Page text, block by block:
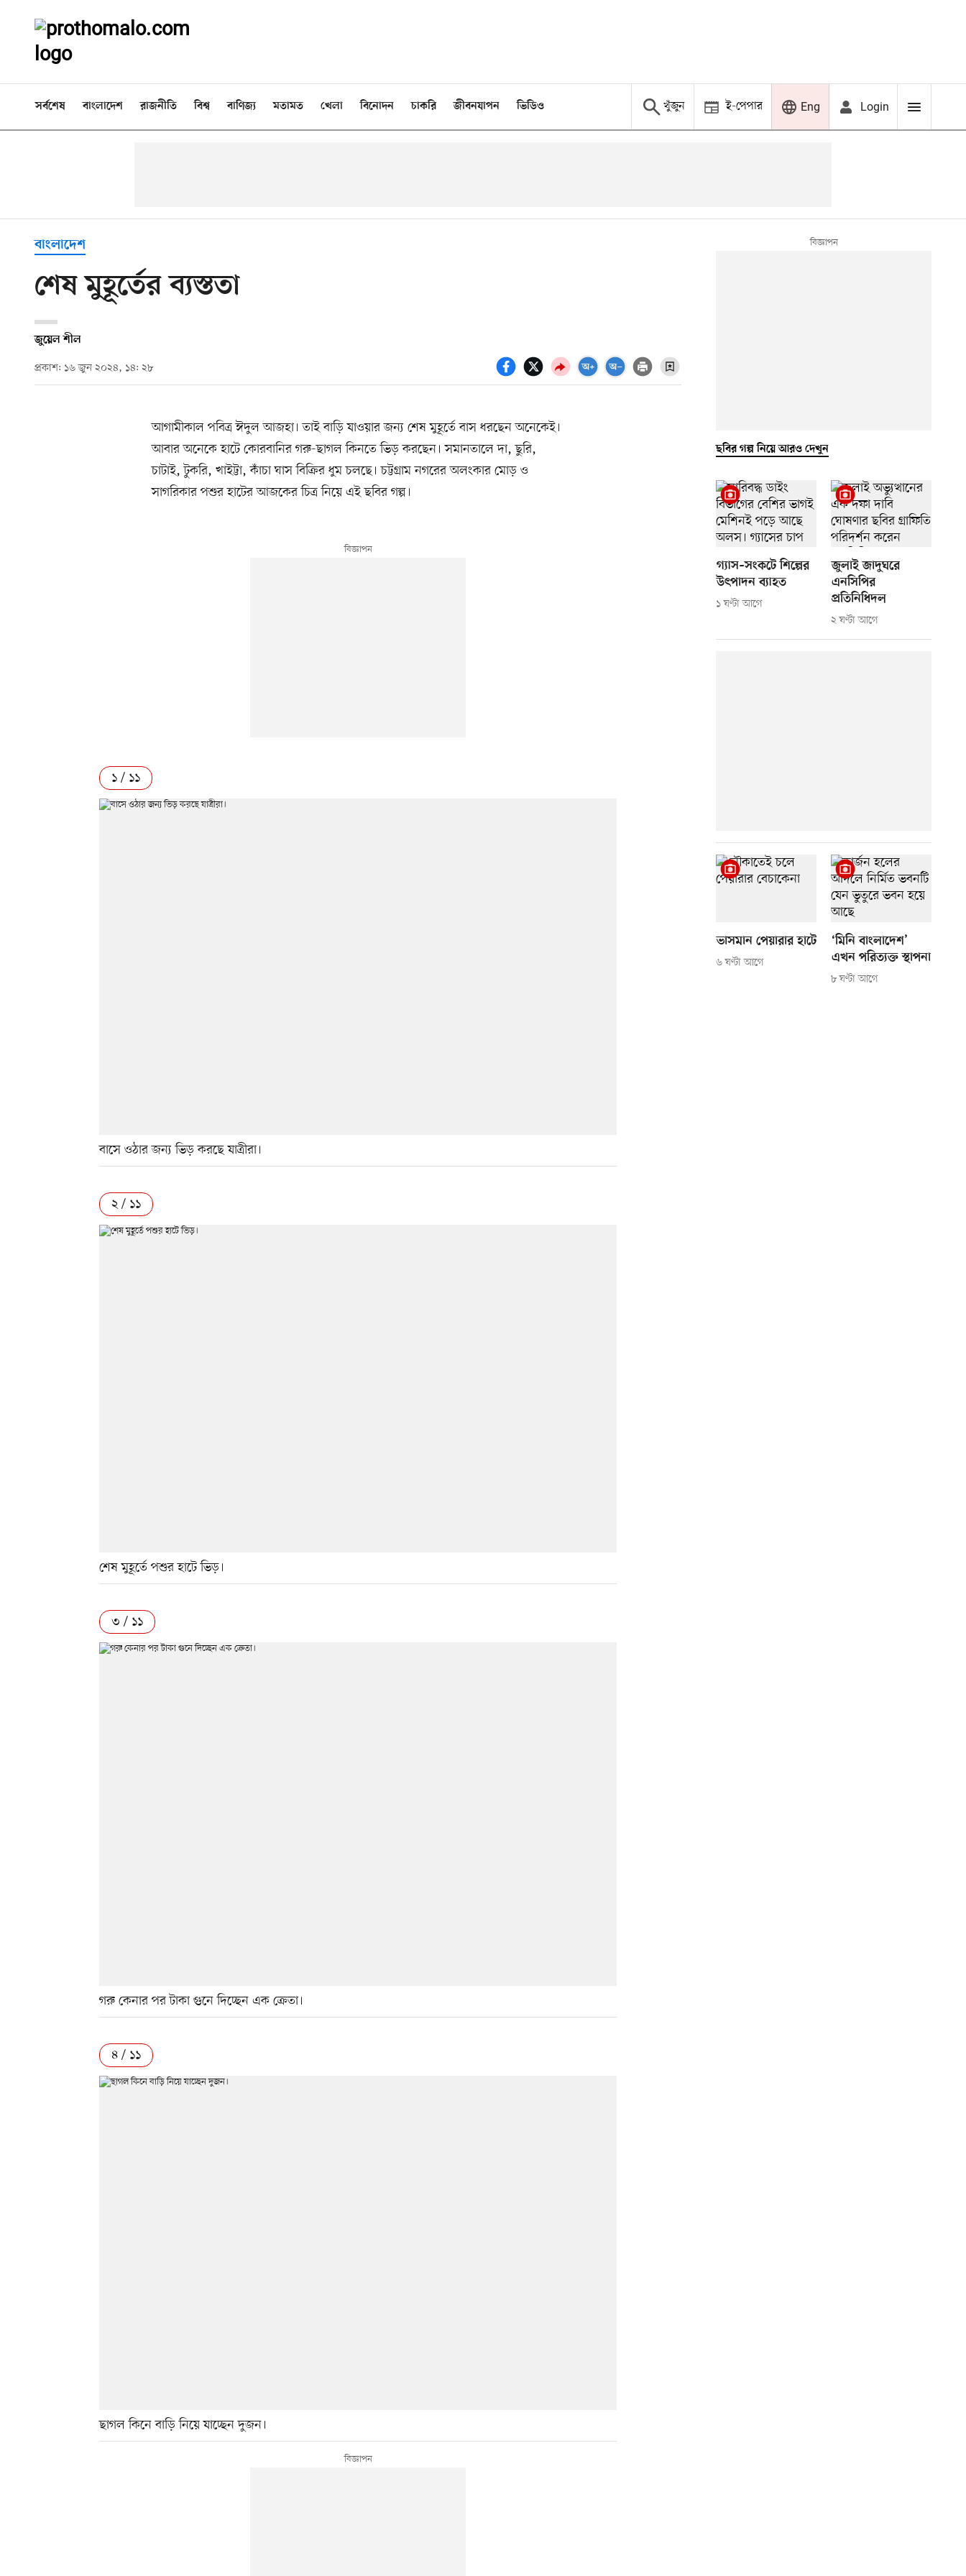
সর্বশেষ বাংলাদেশ রাজনীতি বিশ্ব বাণিজ্য মতামত খেলা বিনোদন চাকরি জীবনযাপন ভিডিও খুঁজুন ই-পেপার Eng Login
বাংলাদেশ
শেষ মুহূর্তের ব্যস্ততা
জুয়েল শীল
প্রকাশ: ১৬ জুন ২০২৪, ১৪: ২৮
আগামীকাল পবিত্র ঈদুল আজহা। তাই বাড়ি যাওয়ার জন্য শেষ মুহূর্তে বাস ধরছেন অনেকেই।
আবার অনেকে হাটে কোরবানির গরু-ছাগল কিনতে ভিড় করছেন। সমানতালে দা, ছুরি,
চাটাই, টুকরি, খাইট্টা, কাঁচা ঘাস বিক্রির ধুম চলছে। চট্টগ্রাম নগরের অলংকার মোড় ও
সাগরিকার পশুর হাটের আজকের চিত্র নিয়ে এই ছবির গল্প।
১ / ১১
বাসে ওঠার জন্য ভিড় করছে যাত্রীরা।
২ / ১১
শেষ মুহূর্তে পশুর হাটে ভিড়।
৩ / ১১
গরু কেনার পর টাকা গুনে দিচ্ছেন এক ক্রেতা।
৪ / ১১
ছাগল কিনে বাড়ি নিয়ে যাচ্ছেন দুজন।
ছবির গল্প নিয়ে আরও দেখুন
গ্যাস–সংকটে শিল্পের
উৎপাদন ব্যাহত
১ ঘণ্টা আগে
জুলাই জাদুঘরে
এনসিপির
প্রতিনিধিদল
২ ঘণ্টা আগে
ভাসমান পেয়ারার হাটে
৬ ঘণ্টা আগে
‘মিনি বাংলাদেশ’
এখন পরিত্যক্ত স্থাপনা
৮ ঘণ্টা আগে